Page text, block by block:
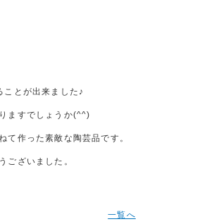
ことが出来ました♪
ますでしょうか(^^)
て作った素敵な陶芸品です。
ございました。
一覧へ